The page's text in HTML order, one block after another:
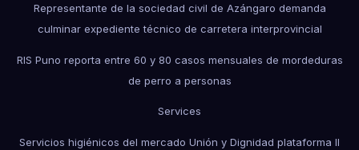
Representante de la sociedad civil de Azángaro demanda
culminar expediente técnico de carretera interprovincial
RIS Puno reporta entre 60 y 80 casos mensuales de mordeduras
de perro a personas
Services
Servicios higiénicos del mercado Unión y Dignidad plataforma II